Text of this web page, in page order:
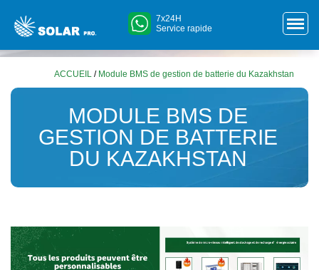
7x24H
Service rapide
ACCUEIL / Module BMS de gestion de batterie du Kazakhstan
MODULE BMS DE
GESTION DE BATTERIE
DU KAZAKHSTAN